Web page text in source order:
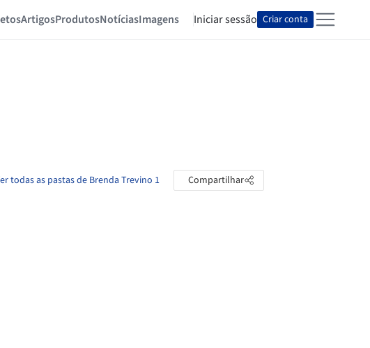
ArtigosProdutosNotíciasImagens Iniciar sessão Criar conta
todas as pastas de Brenda Trevino 1 Compartilhar